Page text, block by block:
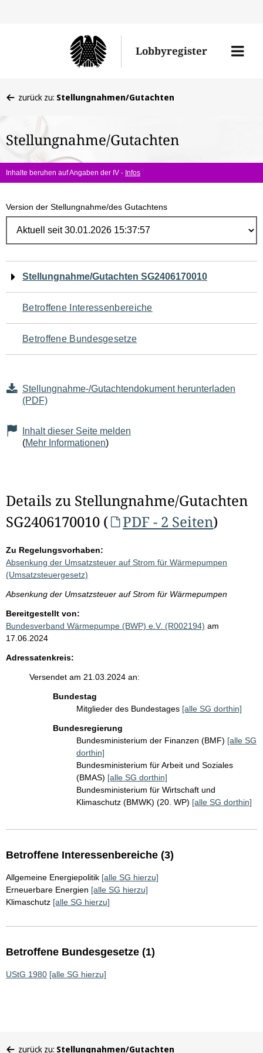
Lobbyregister
Menü
befinden
hier:
zurück zu: Stellungnahmen/Gutachten
Stellungnahme/Gutachten
Inhalte beruhen auf Angaben der IV - Infos
Version der Stellungnahme/des Gutachtens
Navigation
für
den
Seiteninhalt
Stellungnahme/Gutachten SG2406170010
Betroffene Interessenbereiche
Betroffene Bundesgesetze
Stellungnahme-/Gutachtendokument herunterladen
(PDF)
Inhalt dieser Seite melden
(Mehr Informationen)
Details zu Stellungnahme/Gutachten
SG2406170010 (
PDF - 2 Seiten)
Zu Regelungsvorhaben:
Absenkung der Umsatzsteuer auf Strom für Wärmepumpen
(Umsatzsteuergesetz)
Absenkung der Umsatzsteuer auf Strom für Wärmepumpen
Bereitgestellt von:
Bundesverband Wärmepumpe (BWP) e.V. (R002194) am
17.06.2024
Adressatenkreis:
Versendet am 21.03.2024 an:
Bundestag
Mitglieder des Bundestages [alle SG dorthin]
Bundesregierung
Bundesministerium der Finanzen (BMF) [alle SG
dorthin]
Bundesministerium für Arbeit und Soziales
(BMAS) [alle SG dorthin]
Bundesministerium für Wirtschaft und
Klimaschutz (BMWK) (20. WP) [alle SG dorthin]
Betroffene Interessenbereiche (3)
Allgemeine Energiepolitik [alle SG hierzu]
Erneuerbare Energien [alle SG hierzu]
Klimaschutz [alle SG hierzu]
Betroffene Bundesgesetze (1)
UStG 1980 [alle SG hierzu]
zurück zu: Stellungnahmen/Gutachten